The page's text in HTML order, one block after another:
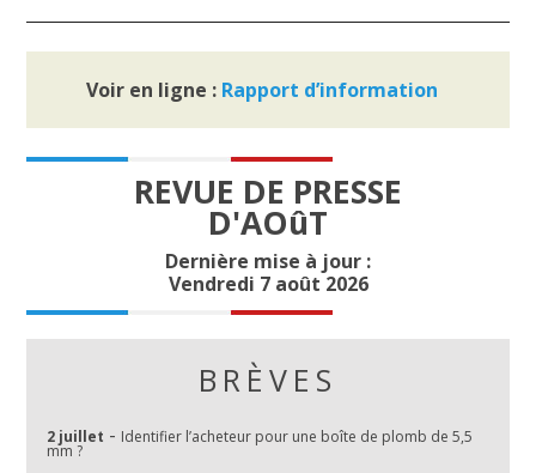
Voir en ligne : Rapport d’information
REVUE DE PRESSE
D'AOûT
Dernière mise à jour :
Vendredi 7 août 2026
BRÈVES
2 juillet - Identifier l’acheteur pour une boîte de plomb de 5,5
mm ?